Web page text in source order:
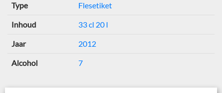
Type Flesetiket
Inhoud 33 cl 20 l
Jaar 2012
Alcohol 7